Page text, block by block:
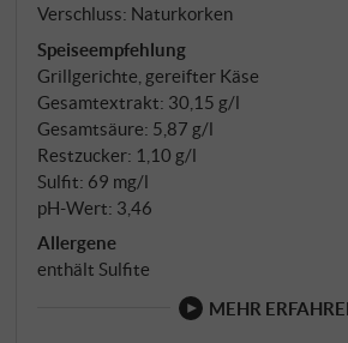
Verschluss: Naturkorken
Speiseempfehlung
Grillgerichte, gereifter Käse
Gesamtextrakt: 30,15 g/l
Gesamtsäure: 5,87 g/l
Restzucker: 1,10 g/l
Sulfit: 69 mg/l
pH-Wert: 3,46
Allergene
enthält Sulfite
MEHR